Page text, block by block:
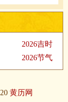
2026吉时
2026节气
黄历网